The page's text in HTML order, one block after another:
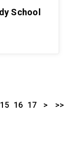
School
15 16 17 > >>